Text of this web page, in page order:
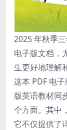
2025 年秋季
电子版文档，
生更好地理解
这本 PDF 电
版英语教材同
个方面。其中
它不仅提供了